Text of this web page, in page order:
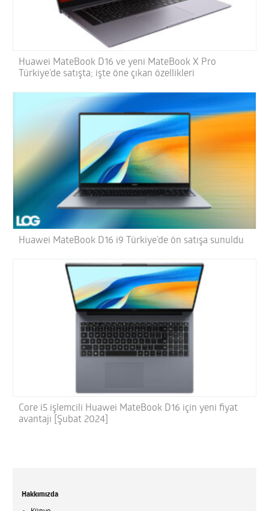
Huawei MateBook D16 ve yeni MateBook X Pro
Türkiye’de satışta; işte öne çıkan özellikleri
Huawei MateBook D16 i9 Türkiye’de ön satışa sunuldu
Core i5 işlemcili Huawei MateBook D16 için yeni fiyat
avantajı [Şubat 2024]
Hakkımızda